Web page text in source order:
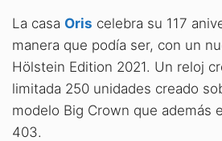
La casa Oris celebra su 117
manera que podía ser, con un
Hölstein Edition 2021. Un reloj
limitada 250 unidades creado
modelo Big Crown que además
403.